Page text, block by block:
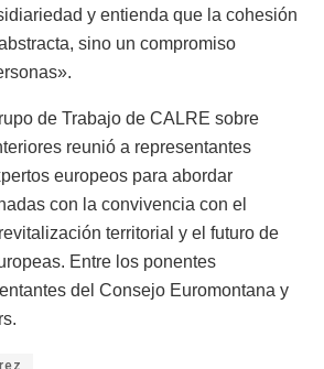
y entienda que la cohesión
sino un compromiso
de Trabajo de CALRE sobre
reunió a representantes
europeos para abordar
con la convivencia con el
territorial y el futuro de
Entre los ponentes
del Consejo Euromontana y